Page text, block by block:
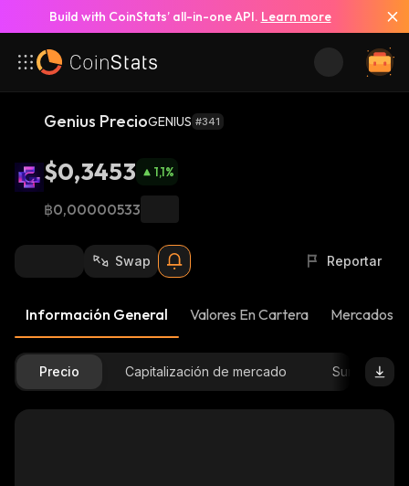
Build with CoinStats’ all-in-one API. Learn more
Genius PrecioGENIUS #341
$0,3453 1,1%
฿0,00000533
Swap Reportar
Información General Valores En Cartera Mercados
Precio Capitalización de mercado Suministro